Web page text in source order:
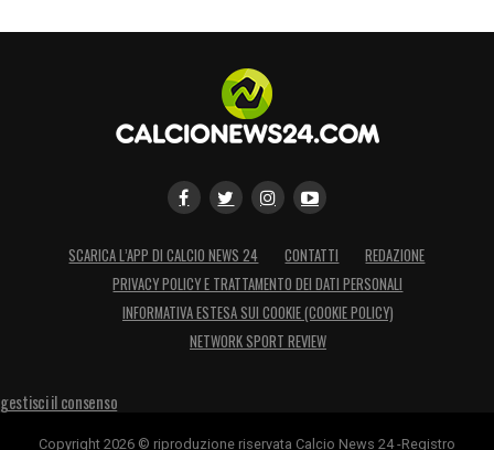
SCARICA L’APP DI CALCIO NEWS 24 CONTATTI
REDAZIONE
PRIVACY POLICY E TRATTAMENTO DEI DATI PERSONALI
INFORMATIVA ESTESA SUI COOKIE (COOKIE POLICY)
NETWORK SPORT REVIEW
gestisci il consenso
Copyright 2026 © riproduzione riservata Calcio News 24 -Registro